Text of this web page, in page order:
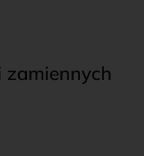
zamiennych